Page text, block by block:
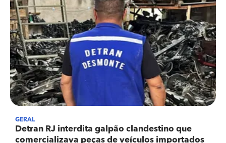
GERAL
Detran RJ interdita galpão clandestino que
comercializava peças de veículos importados